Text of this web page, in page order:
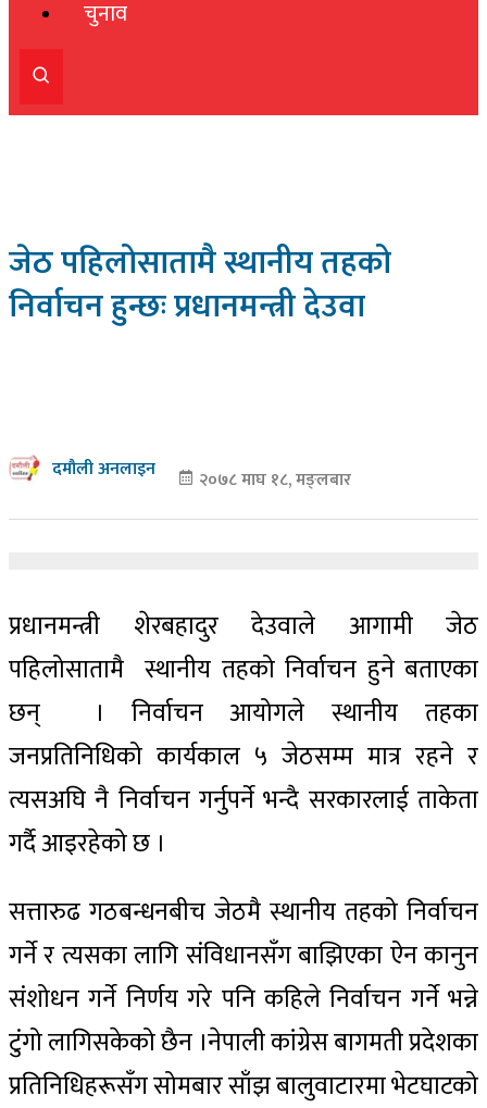
चुनाव
जेठ पहिलोसातामै स्थानीय तहको
निर्वाचन हुन्छः प्रधानमन्त्री देउवा
दमौली अनलाइन २०७८ माघ १८, मङ्लबार
प्रधानमन्त्री शेरबहादुर देउवाले आगामी जेठ
पहिलोसातामै स्थानीय तहको निर्वाचन हुने बताएका
छन् । निर्वाचन आयोगले स्थानीय तहका
जनप्रतिनिधिको कार्यकाल ५ जेठसम्म मात्र रहने र
त्यसअघि नै निर्वाचन गर्नुपर्ने भन्दै सरकारलाई ताकेता
गर्दै आइरहेको छ ।
सत्तारुढ गठबन्धनबीच जेठमै स्थानीय तहको निर्वाचन
गर्ने र त्यसका लागि संविधानसँग बाझिएका ऐन कानुन
संशोधन गर्ने निर्णय गरे पनि कहिले निर्वाचन गर्ने भन्ने
टुंगो लागिसकेको छैन ।नेपाली कांग्रेस बागमती प्रदेशका
प्रतिनिधिहरूसँग सोमबार साँझ बालुवाटारमा भेटघाटको